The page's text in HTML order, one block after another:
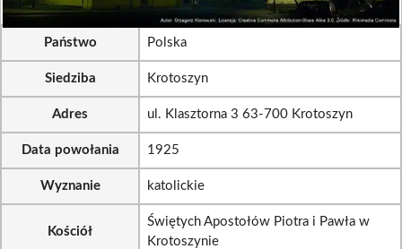
Państwo Polska
Siedziba Krotoszyn
Adres ul. Klasztorna 3 63-700 Krotoszyn
Data powołania 1925
Wyznanie katolickie
Kościół
Świętych Apostołów Piotra i Pawła w
Krotoszynie